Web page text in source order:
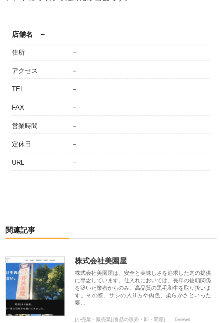
店舗名 －
住所 －
アクセス －
TEL －
FAX －
営業時間 －
定休日 －
URL －
関連記事
株式会社美園屋
株式会社美園屋は、安全と美味しさを追求した肉の提供
に専念しています。仕入れにおいては、長年の信頼関係
を築いた業者からのみ、高品質の黒毛和牛を取り扱いま
す。その際、サシの入り方や肉色、柔らかさといった
要…
[小売業・販売業][食品の販売・卸・問屋] 0views